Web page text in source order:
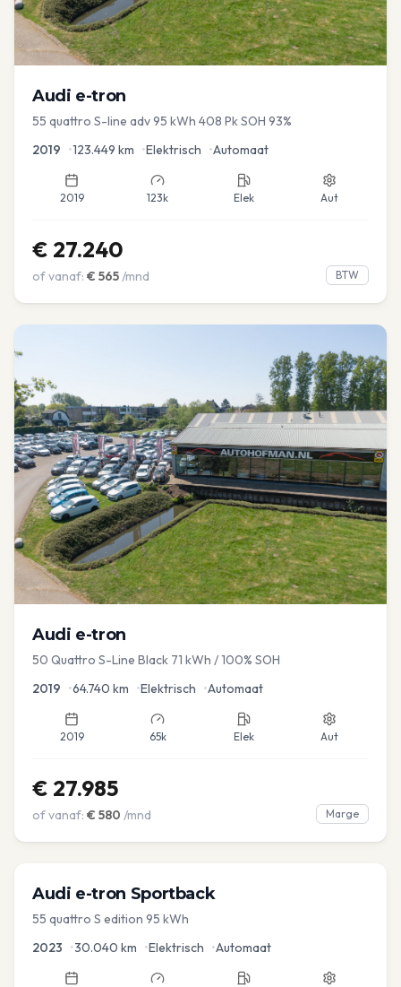
Audi e-tron
55 quattro S-line adv 95 kWh 408 Pk SOH 93%
2019 •123.449 km •Elektrisch •Automaat
2019 123k Elek Aut
€ 27.240
of vanaf: € 565/mnd BTW
Audi e-tron
50 Quattro S-Line Black 71 kWh / 100% SOH
2019 •64.740 km •Elektrisch •Automaat
2019 65k Elek Aut
€ 27.985
of vanaf: € 580 /mnd Marge
Audi e-tron Sportback
55 quattro S edition 95 kWh
2023 •30.040 km •Elektrisch •Automaat